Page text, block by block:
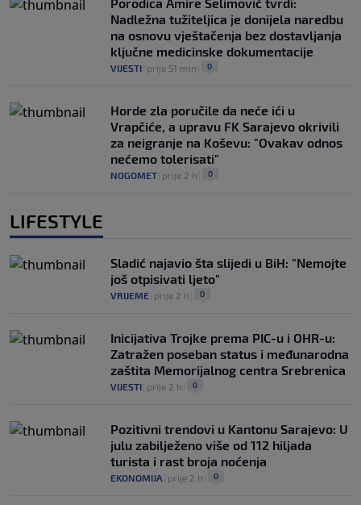
Porodica Amire Selimović tvrdi:
Nadležna tužiteljica je donijela naredbu
na osnovu vještačenja bez dostavljanja
ključne medicinske dokumentacije
VIJESTI prije 51 min 0
Horde zla poručile da neće ići u
Vrapčiće, a upravu FK Sarajevo okrivili
za neigranje na Koševu: "Ovakav odnos
nećemo tolerisati"
NOGOMET prije 2 h 0
LIFESTYLE
Sladić najavio šta slijedi u BiH: "Nemojte
još otpisivati ljeto"
VRIJEME prije 2 h 0
Inicijativa Trojke prema PIC-u i OHR-u:
Zatražen poseban status i međunarodna
zaštita Memorijalnog centra Srebrenica
VIJESTI prije 2 h 0
Pozitivni trendovi u Kantonu Sarajevo: U
julu zabilježeno više od 112 hiljada
turista i rast broja noćenja
EKONOMIJA prije 2 h 0